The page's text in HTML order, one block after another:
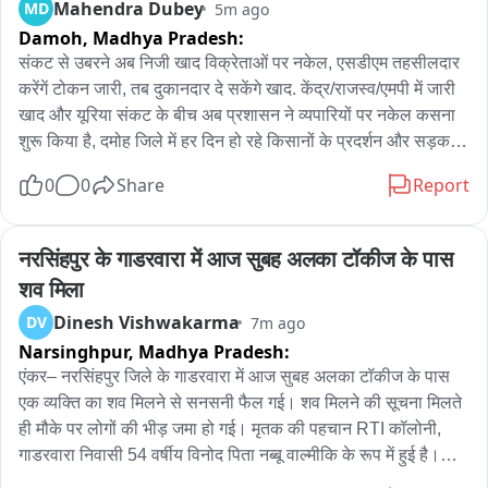
MD Mahendra Dubey 5m ago
Damoh, Madhya Pradesh:
संकट से उबरने अब निजी खाद विक्रेताओं पर नकेल, एसडीएम तहसीलदार
करेंगें टोकन जारी, तब दुकानदार दे सकेंगे खाद. केंद्र/राजस्व/एमपी में जारी
खाद और यूरिया संकट के बीच अब प्रशासन ने व्यपारियों पर नकेल कसना
शुरू किया है, दमोह जिले में हर दिन हो रहे किसानों के प्रदर्शन और सड़क
प्रशासन ने कठोर निर्णय लेना शुरू कर दिया है और इस निर्णय में सबसे पहले
व्यापारी निशाने पर आए है। दरअसल अब तक सरकार और प्रशासन खाद
वितरण को लेकर कई प्रयोग कर चुके है लेकिन किसानों को खाद फिर भी
नसीब नहीं हो रहा है। पहले सामान्य रूप से खाद बांटी गई और फिर सरकार
ने ई विकास पोर्टल बनाया और किसानों को ई टोकन जारी किए गए जिसके
जरिए किसान सरकारी खाद वितरण केन्द्रों और निजी दुकानदारों से खाद के
सकते थे लेकिन कुछ समय बाद ही इस प्रक्रिया को ऑप्शनल बना दिया गया
और प्रशासन के ऐलान किया कि किसान सीधे केंद्र या निजी दुकान पर
जाकर अपना आधार कार्ड जमीन की ऋण पुस्तिका दिखाकर खाद ले सकता
है , इसमें भरमार हुई तो किसानों को निश्चित तारीख के टोकन दिए गए लेकिन
खाद की उपलब्धता न होने की वजह से हालात बिगड़ गए। लगातार किसान
0 0 Share Report
नरसिंहपुर के गाडरवारा में आज सुबह अलका टॉकीज के पास
शव मिला
DV Dinesh Vishwakarma 7m ago
Narsinghpur, Madhya Pradesh:
एंकर– नरसिंहपुर जिले के गाडरवारा में आज सुबह अलका टॉकीज के पास
एक व्यक्ति का शव मिलने से सनसनी फैल गई। शव मिलने की सूचना मिलते
ही मौके पर लोगों की भीड़ जमा हो गई। मृतक की पहचान RTI कॉलोनी,
गाडरवारा निवासी 54 वर्षीय विनोद पिता नब्बू वाल्मीकि के रूप में हुई है।